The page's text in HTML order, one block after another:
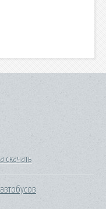
скачать